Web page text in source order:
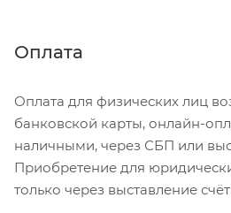
Оплата
Оплата для физических лиц
банковской карты, онлайн-
наличными, через СБП или
Приобретение для
только через выставление